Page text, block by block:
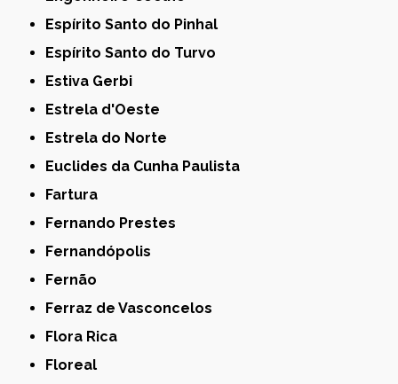
Espírito Santo do Pinhal
Espírito Santo do Turvo
Estiva Gerbi
Estrela d'Oeste
Estrela do Norte
Euclides da Cunha Paulista
Fartura
Fernando Prestes
Fernandópolis
Fernão
Ferraz de Vasconcelos
Flora Rica
Floreal